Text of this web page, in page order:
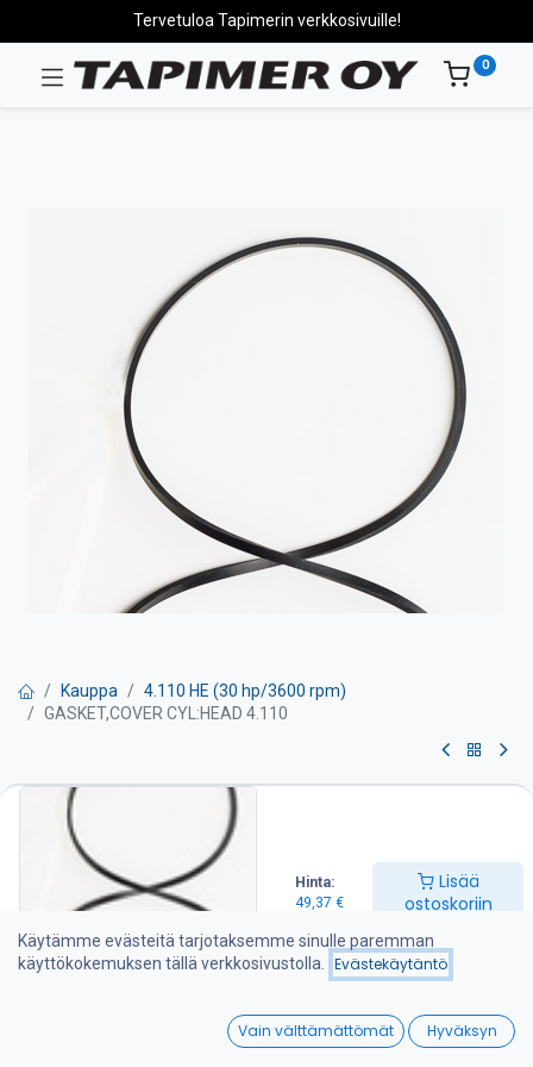
Hinta:
49,37 €
Lisää
ostoskoriin
Wishlist
Tervetuloa Tapimerin verkkosivuille!
0
Kauppa
4.110 HE (30 hp/3600 rpm)
GASKET,COVER CYL:HEAD 4.110
GASKET,COVER CYL:HEAD 4.110
Venttiilivälykset on tarkistettava huolto-ohjeen mukaan
Lisää ostoskoriin
Käytämme evästeitä tarjotaksemme sinulle paremman
käyttökokemuksen tällä verkkosivustolla.
Evästekäytäntö
Vain välttämättömät Hyväksyn